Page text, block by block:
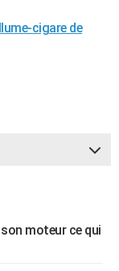
cigare de
moteur ce qui